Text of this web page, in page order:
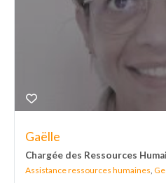
Gaëlle
Chargée des Ressources
Assistance ressources humaines,